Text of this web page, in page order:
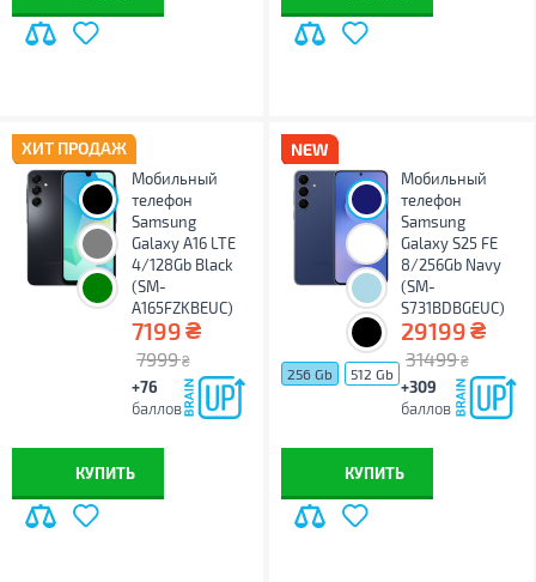
ХИТ ПРОДАЖ
Мобильный
телефон
Samsung
Galaxy A16 LTE
4/128Gb Black
(SM-
A165FZKBEUC)
7199₴
7999 ₴
+76
баллов
КУПИТЬ
Мобильный
телефон
Samsung
Galaxy S25 FE
8/256Gb Navy
(SM-
S731BDBGEUC)
29199₴
31499 ₴
+309
баллов
256 Gb 512 Gb
КУПИТЬ